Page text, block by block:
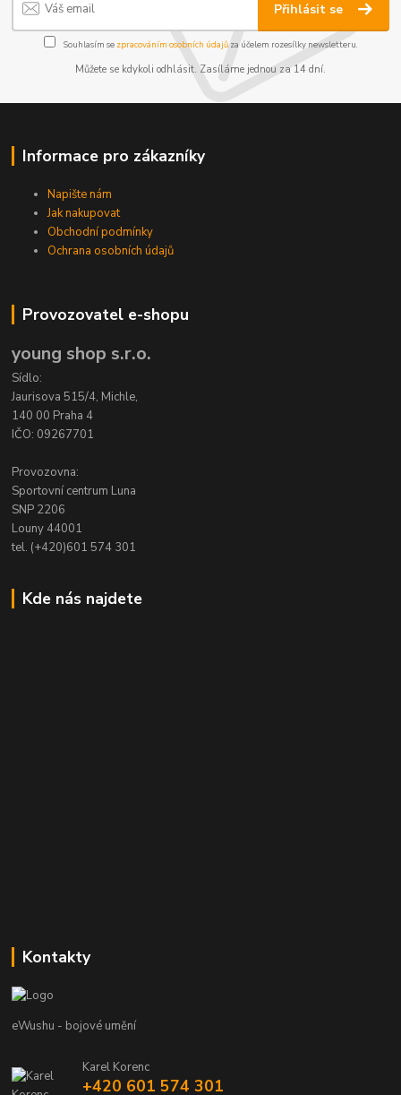
Přihlásit se
Souhlasím se zpracováním osobních údajůza účelem rozesílky newsletteru.
Můžete se kdykoli odhlásit. Zasíláme jednou za 14 dní.
Informace pro zákazníky
Napište nám
Jak nakupovat
Obchodní podmínky
Ochrana osobních údajů
Provozovatel e-shopu
young shop s.r.o.
Sídlo:
Jaurisova 515/4, Michle,
140 00 Praha 4
IČO: 09267701
Provozovna:
Sportovní centrum Luna
SNP 2206
Louny 44001
tel. (+420)601 574 301
Kde nás najdete
Kontakty
eWushu - bojové umění
Karel Korenc
+420 601 574 301